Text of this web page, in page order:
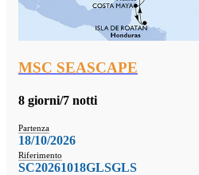
MSC SEASCAPE
8 giorni/7 notti
Partenza
18/10/2026
Riferimento
SC20261018GLSGLS